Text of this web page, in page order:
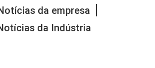
da empresa
da Indústria